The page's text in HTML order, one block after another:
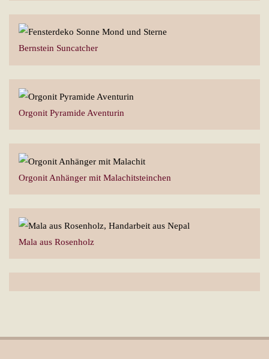
Bernstein Suncatcher
Orgonit Pyramide Aventurin
Orgonit Anhänger mit Malachitsteinchen
Mala aus Rosenholz